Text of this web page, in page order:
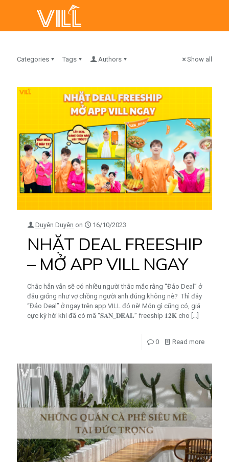
Categories Tags Authors Show all
Duyên Duyên on 16/10/2023
NHẶT DEAL FREESHIP
– MỞ APP VILL NGAY
Chắc hẳn vẫn sẽ có nhiều người thắc mắc rằng “Đảo Deal” ở
đâu giống như vợ chồng người anh đúng không nè? Thì đây
“Đảo Deal” ở ngay trên app VILL đó nè! Món gì cũng có, giá
cực kỳ hời khi đã có mã “𝐒𝐀𝐍_𝐃𝐄𝐀𝐋” freeship 𝟏𝟐𝐊 cho
0 Read more